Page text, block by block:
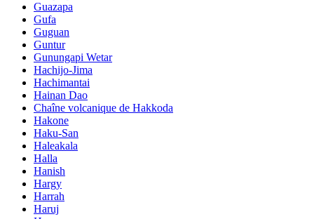
Guazapa
Gufa
Guguan
Guntur
Gunungapi Wetar
Hachijo-Jima
Hachimantai
Hainan Dao
Chaîne volcanique de Hakkoda
Hakone
Haku-San
Haleakala
Halla
Hanish
Hargy
Harrah
Haruj